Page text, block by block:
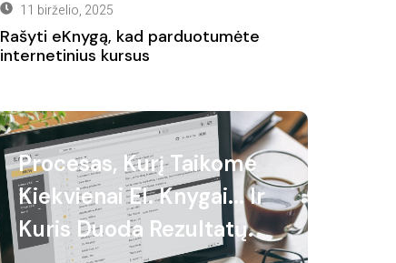
11 birželio, 2025
Rašyti eKnygą, kad parduotumėte
internetinius kursus
Procesas, Kurį Taikome
Kiekvienai El. Knygai... Ir
Kuris Duoda Rezultatų.